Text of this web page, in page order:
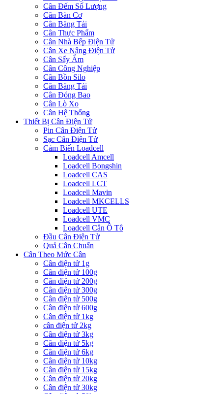
Cân Đếm Số Lượng
Cân Bàn Cơ
Cân Băng Tải
Cân Thực Phẩm
Cân Nhà Bếp Điện Tử
Cân Xe Nâng Điện Tử
Cân Sấy Ẩm
Cân Công Nghiệp
Cân Bồn Silo
Cân Băng Tải
Cân Đóng Bao
Cân Lò Xo
Cân Hệ Thống
Thiết Bị Cân Điện Tử
Pin Cân Điện Tử
Sạc Cân Điện Tử
Cảm Biến Loadcell
Loadcell Amcell
Loadcell Bongshin
Loadcell CAS
Loadcell LCT
Loadcell Mavin
Loadcell MKCELLS
Loadcell UTE
Loadcell VMC
Loadcell Cân Ô Tô
Đầu Cân Điện Tử
Quả Cân Chuẩn
Cân Theo Mức Cân
Cân điện tử 1g
Cân điện tử 100g
Cân điện tử 200g
Cân điện tử 300g
Cân điện tử 500g
Cân điện tử 600g
Cân điện tử 1kg
cân điện tử 2kg
Cân điện tử 3kg
Cân điện tử 5kg
Cân điện tử 6kg
Cân điện tử 10kg
Cân điện tử 15kg
Cân điện tử 20kg
Cân điện tử 30kg